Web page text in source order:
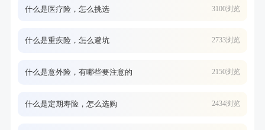
什么是医疗险，怎么挑选 3100浏览
什么是重疾险，怎么避坑 2733浏览
什么是意外险，有哪些要注意的 2150浏览
什么是定期寿险，怎么选购 2434浏览